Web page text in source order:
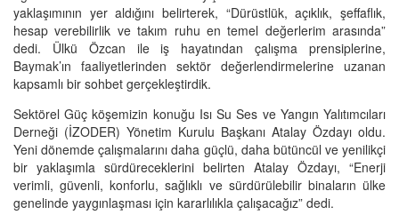
yaklaşımının yer aldığını belirterek, “Dürüstlük, açıklık, şeffaflık,
hesap verebilirlik ve takım ruhu en temel değerlerim arasında”
dedi. Ülkü Özcan ile iş hayatından çalışma prensiplerine,
Baymak’ın faaliyetlerinden sektör değerlendirmelerine uzanan
kapsamlı bir sohbet gerçekleştirdik.
Sektörel Güç köşemizin konuğu Isı Su Ses ve Yangın Yalıtımcıları
Derneği (İZODER) Yönetim Kurulu Başkanı Atalay Özdayı oldu.
Yeni dönemde çalışmalarını daha güçlü, daha bütüncül ve yenilikçi
bir yaklaşımla sürdüreceklerini belirten Atalay Özdayı, “Enerji
verimli, güvenli, konforlu, sağlıklı ve sürdürülebilir binaların ülke
genelinde yaygınlaşması için kararlılıkla çalışacağız” dedi.